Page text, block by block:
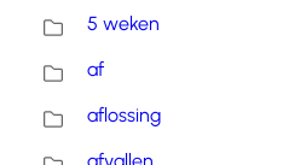
5 weken
af
aflossing